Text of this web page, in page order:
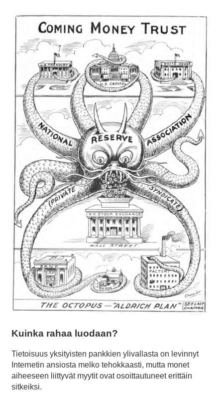
Kuinka rahaa luodaan?
Tietoisuus yksityisten pankkien ylivallasta on levinnyt
Internetin ansiosta melko tehokkaasti, mutta monet
aiheeseen liittyvät myytit ovat osoittautuneet erittäin
sitkeiksi.